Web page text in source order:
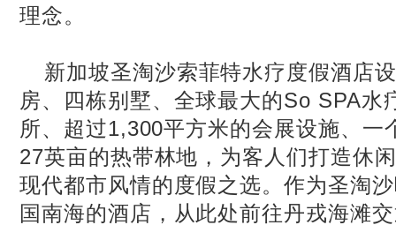
理念。
新加坡圣淘沙索菲特水疗度假酒店
房、四栋别墅、全球最大的So SPA水
所、超过1,300平方米的会展设施、一
27英亩的热带林地，为客人们打造休
现代都市风情的度假之选。作为圣淘
国南海的酒店，从此处前往丹戎海滩